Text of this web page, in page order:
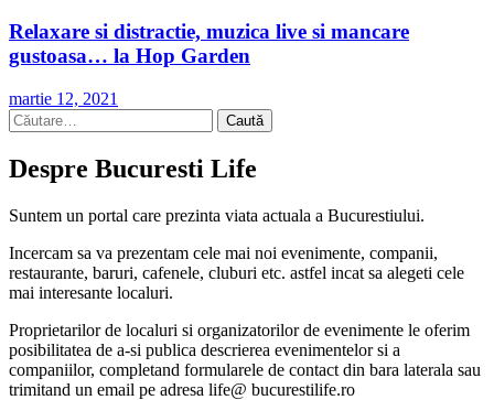
Relaxare si distractie, muzica live si mancare
gustoasa… la Hop Garden
martie 12, 2021
Caută
după:
Despre Bucuresti Life
Suntem un portal care prezinta viata actuala a Bucurestiului.
Incercam sa va prezentam cele mai noi evenimente, companii,
restaurante, baruri, cafenele, cluburi etc. astfel incat sa alegeti cele
mai interesante localuri.
Proprietarilor de localuri si organizatorilor de evenimente le oferim
posibilitatea de a-si publica descrierea evenimentelor si a
companiilor, completand formularele de contact din bara laterala sau
trimitand un email pe adresa life@ bucurestilife.ro